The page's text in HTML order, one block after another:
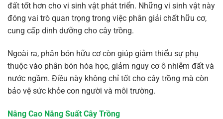
đất tốt hơn cho vi sinh vật phát triển. Những vi sinh vật này
đóng vai trò quan trọng trong việc phân giải chất hữu cơ,
cung cấp dinh dưỡng cho cây trồng.
Ngoài ra, phân bón hữu cơ còn giúp giảm thiểu sự phụ
thuộc vào phân bón hóa học, giảm nguy cơ ô nhiễm đất và
nước ngầm. Điều này không chỉ tốt cho cây trồng mà còn
bảo vệ sức khỏe con người và môi trường.
Nâng Cao Năng Suất Cây Trồng